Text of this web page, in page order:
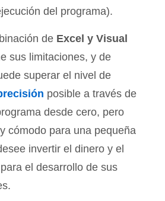
del programa).
de Excel y Visual
sus limitaciones, y de
superar el nivel de
posible a través de
desde cero, pero
cómodo para una pequeña
invertir el dinero y el
el desarrollo de sus